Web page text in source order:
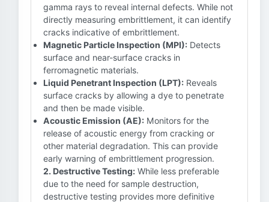
gamma rays to reveal internal defects. While not
directly measuring embrittlement, it can identify
cracks indicative of embrittlement.
Magnetic Particle Inspection (MPI): Detects
surface and near-surface cracks in
ferromagnetic materials.
Liquid Penetrant Inspection (LPT): Reveals
surface cracks by allowing a dye to penetrate
and then be made visible.
Acoustic Emission (AE): Monitors for the
release of acoustic energy from cracking or
other material degradation. This can provide
early warning of embrittlement progression.
2. Destructive Testing: While less preferable
due to the need for sample destruction,
destructive testing provides more definitive